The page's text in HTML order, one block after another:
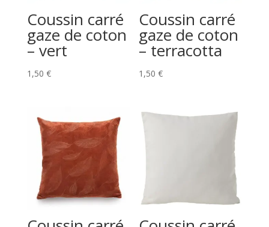
Coussin carré
gaze de coton
– vert
1,50 €
Coussin carré
gaze de coton
– terracotta
1,50€